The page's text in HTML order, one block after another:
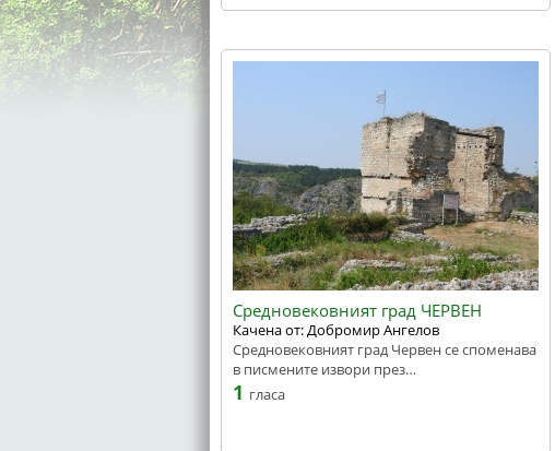
Средновековният град ЧЕРВЕН
Качена от: Добромир Ангелов
Средновековният град Червен се споменава
в писмените извори през…
1 гласа